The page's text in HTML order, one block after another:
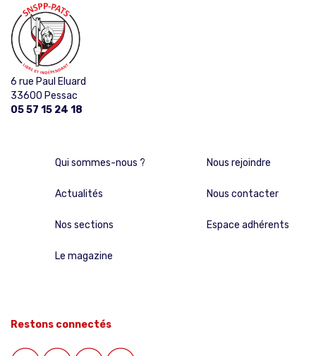
6 rue Paul Eluard
33600 Pessac
05 57 15 24 18
Qui sommes-nous ?
Actualités
Nos sections
Le magazine
Nous rejoindre
Nous contacter
Espace adhérents
Restons connectés